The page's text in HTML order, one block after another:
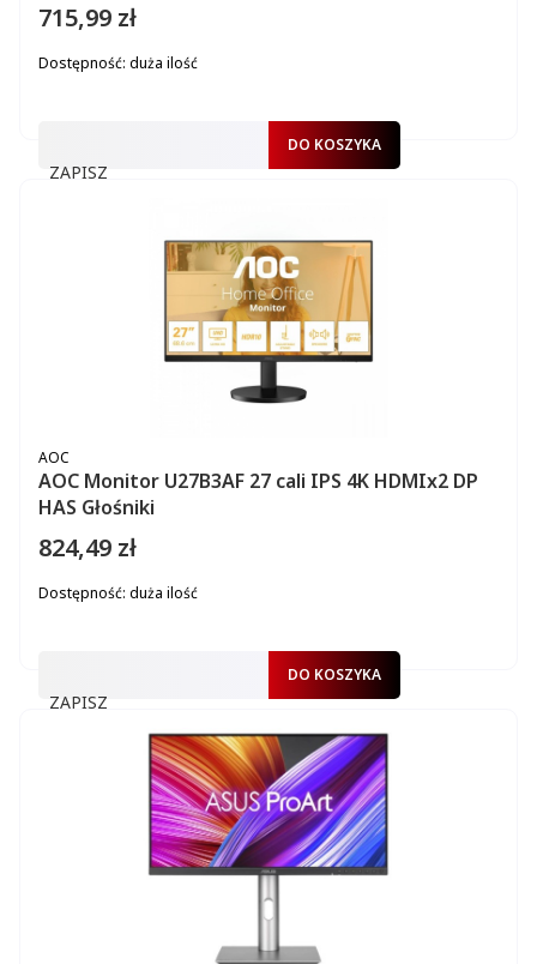
Cena
715,99 zł
Dostępność: duża ilość
ZAPISZ
DO KOSZYKA
AOC Monitor U27B3AF 27 cali IPS 4K HDMIx2 DP
HAS Głośniki
PRODUCENT
AOC
Cena
824,49 zł
Dostępność: duża ilość
ZAPISZ
DO KOSZYKA